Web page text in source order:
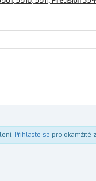
Přihlaste se pro okamžité